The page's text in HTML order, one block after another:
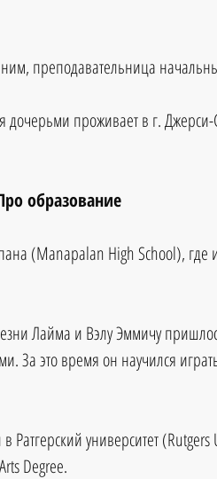
преподавательница
дочерьми проживает в г.
образование
(Manapalan High School), где
Лайма и Вэлу Эммичу
За это время он научился
университет (Rutgers
Degree.